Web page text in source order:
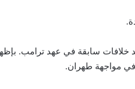
خلافات سابقة في عهد ترامب.
في مواجهة طهران.